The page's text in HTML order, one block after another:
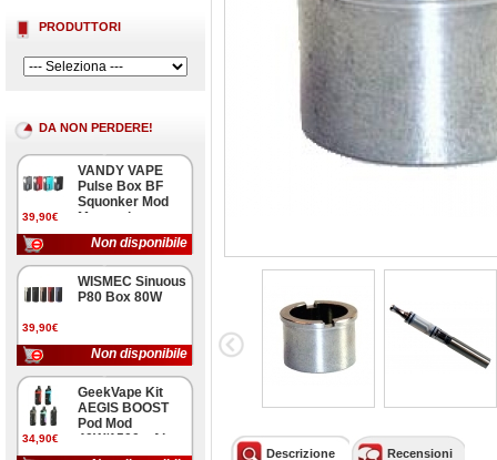
PRODUTTORI
DA NON PERDERE!
39,90€
VANDY VAPE
Pulse Box BF
Squonker Mod
Meccanica
Non disponibile
39,90€
WISMEC Sinuous
P80 Box 80W
Non disponibile
34,90€
GeekVape Kit
AEGIS BOOST
Pod Mod
40W/1500mAh
Descrizione Recensioni